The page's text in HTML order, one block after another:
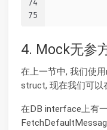
74
75
4. Mock无参
在上一节中, 我们使
struct, 现在我们可以
在DB interface上有